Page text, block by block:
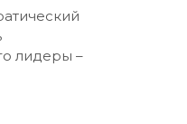
лидеры –